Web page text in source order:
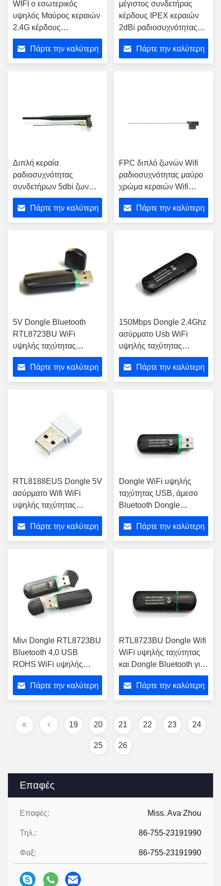
Επαφές
Επαφές: Miss. Ava Zhou
Τηλ.: 86-755-23191990
Φαξ: 86-755-23191990
WIFI ο εσωτερικός
υψηλός Μαύρος κεραιών
2.4G κέρδους
πανκατευθυντικός
ενσωμάτωσε WiFi IPEX
Πάρτε την καλύτερη
μέγιστος συνδετήρας
κέρδους IPEX κεραιών
2dBi ραδιοσυχνότητας
5.8G 2.4G για το PC
ταμπλετών
Πάρτε την καλύτερη
Διπλή κεραία
ραδιοσυχνότητας
συνδετήρων 5dbi ζωνών
SMA
Πάρτε την καλύτερη
FPC διπλό ζωνών Wifi
ραδιοσυχνότητας μαύρο
χρώμα κεραιών Wifi
κέρδους κεραιών υψηλό
Πάρτε την καλύτερη
5V Dongle Bluetooth
RTL8723BU WiFi
υψηλής ταχύτητας
παροχής ηλεκτρικού
ρεύματος για το
αρρενωπό κιβώτιο TV
Πάρτε την καλύτερη
150Mbps Dongle 2.4Ghz
ασύρματο Usb WiFi
υψηλής ταχύτητας
Dongle μικρό μέγεθος
Πάρτε την καλύτερη
RTL8188EUS Dongle 5V
ασύρματο Wifi WiFi
υψηλής ταχύτητας
Dongle με την
ενσωματωμένη κεραία
Πάρτε την καλύτερη
Dongle WiFi υψηλής
ταχύτητας USB, άμεσο
Bluetooth Dongle
RTL8723BU Wifi για
αρρενωπό
Πάρτε την καλύτερη
Μίνι Dongle RTL8723BU
Bluetooth 4,0 USB
ROHS WiFi υψηλής
ταχύτητας/έγκριση
ΠΡΟΣΙΤΌΤΗΤΑΣ
Πάρτε την καλύτερη
RTL8723BU Dongle Wifi
WiFi υψηλής ταχύτητας
και Dongle Bluetooth για
αρρενωπό
Πάρτε την καλύτερη
19 20 21 22 23 24
25 26